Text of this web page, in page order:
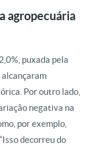
agropecuária
puxada pela
alcançaram
Por outro lado,
negativa na
por exemplo,
decorreu do